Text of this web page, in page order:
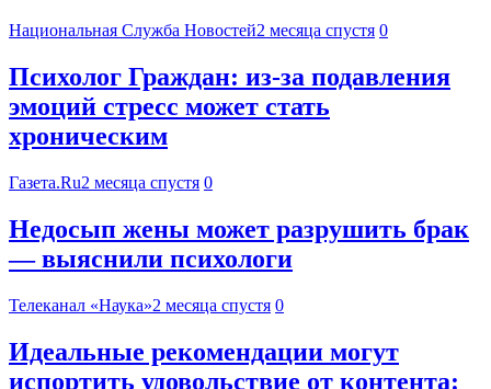
Национальная Служба Новостей2 месяца спустя 0
Психолог Граждан: из-за подавления
эмоций стресс может стать
хроническим
Газета.Ru2 месяца спустя 0
Недосып жены может разрушить брак
— выяснили психологи
Телеканал «Наука»2 месяца спустя 0
Идеальные рекомендации могут
испортить удовольствие от контента: